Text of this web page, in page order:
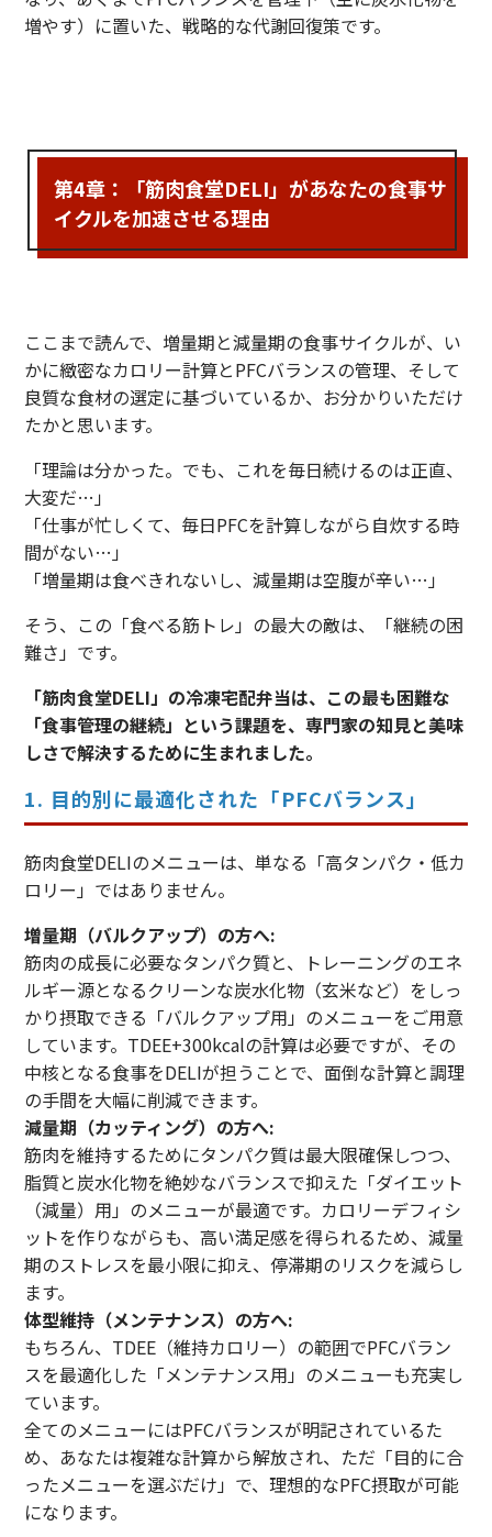
増やす）に置いた、戦略的な代謝回復策です。
第4章：「筋肉食堂DELI」があなたの食事サ
イクルを加速させる理由
ここまで読んで、増量期と減量期の食事サイクルが、い
かに緻密なカロリー計算とPFCバランスの管理、そして
良質な食材の選定に基づいているか、お分かりいただけ
たかと思います。
「理論は分かった。でも、これを毎日続けるのは正直、
大変だ…」
「仕事が忙しくて、毎日PFCを計算しながら自炊する時
間がない…」
「増量期は食べきれないし、減量期は空腹が辛い…」
そう、この「食べる筋トレ」の最大の敵は、「継続の困
難さ」です。
「筋肉食堂DELI」の冷凍宅配弁当は、この最も困難な
「食事管理の継続」という課題を、専門家の知見と美味
しさで解決するために生まれました。
1. 目的別に最適化された「PFCバランス」
筋肉食堂DELIのメニューは、単なる「高タンパク・低カ
ロリー」ではありません。
増量期（バルクアップ）の方へ:
筋肉の成長に必要なタンパク質と、トレーニングのエネ
ルギー源となるクリーンな炭水化物（玄米など）をしっ
かり摂取できる「バルクアップ用」のメニューをご用意
しています。TDEE+300kcalの計算は必要ですが、その
中核となる食事をDELIが担うことで、面倒な計算と調理
の手間を大幅に削減できます。
減量期（カッティング）の方へ:
筋肉を維持するためにタンパク質は最大限確保しつつ、
脂質と炭水化物を絶妙なバランスで抑えた「ダイエット
（減量）用」のメニューが最適です。カロリーデフィシ
ットを作りながらも、高い満足感を得られるため、減量
期のストレスを最小限に抑え、停滞期のリスクを減らし
ます。
体型維持（メンテナンス）の方へ:
もちろん、TDEE（維持カロリー）の範囲でPFCバラン
スを最適化した「メンテナンス用」のメニューも充実し
ています。
全てのメニューにはPFCバランスが明記されているた
め、あなたは複雑な計算から解放され、ただ「目的に合
ったメニューを選ぶだけ」で、理想的なPFC摂取が可能
になります。